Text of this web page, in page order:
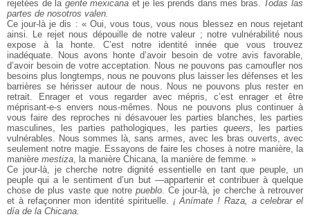
rejetées de la gente mexicana et je les prends dans mes bras. Todas las
partes de nosotros valen.
Ce jour-là je dis : « Oui, vous tous, vous nous blessez en nous rejetant
ainsi. Le rejet nous dépouille de notre valeur ; notre vulnérabilité nous
expose à la honte. C’est notre identité innée que vous trouvez
inadéquate. Nous avons honte d’avoir besoin de votre avis favorable,
d’avoir besoin de votre acceptation. Nous ne pouvons pas camoufler nos
besoins plus longtemps, nous ne pouvons plus laisser les défenses et les
barrières se hérisser autour de nous. Nous ne pouvons plus rester en
retrait. Enrager et vous regarder avec mépris, c’est enrager et être
méprisant-e-s envers nous-mêmes. Nous ne pouvons plus continuer à
vous faire des reproches ni désavouer les parties blanches, les parties
masculines, les parties pathologiques, les partiesqueers , les parties
vulnérables. Nous sommes là, sans armes, avec les bras ouverts, avec
seulement notre magie. Essayons de faire les choses à notre manière, la
manière mestiza , la manière Chicana, la manière de femme. »
Ce jour-là, je cherche notre dignité essentielle en tant que peuple, un
peuple qui a le sentiment d’un but —appartenir et contribuer à quelque
chose de plus vaste que notre pueblo . Ce jour-là, je cherche à retrouver
et à refaçonner mon identité spirituelle. ¡ Anímate ! Raza, a celebrar el
día de la Chicana.